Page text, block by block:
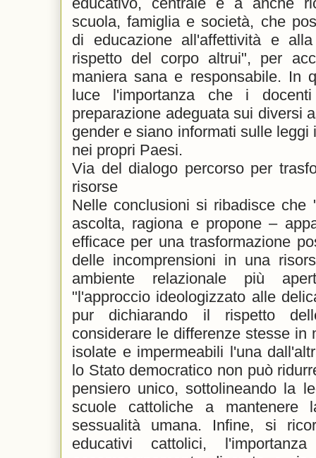
scuola, famiglia e società, che
di educazione all'affettività e
rispetto del corpo altrui", per
maniera sana e responsabile. In
luce l'importanza che i
preparazione adeguata sui diversi
gender e siano informati sulle
nei propri Paesi.
Via del dialogo percorso per
risorse
Nelle conclusioni si ribadisce
ascolta, ragiona e propone –
efficace per una trasformazione
delle incomprensioni in una
ambiente relazionale più
"l'approccio ideologizzato alle
pur dichiarando il rispetto
considerare le differenze stesse in
isolate e impermeabili l'una
lo Stato democratico non può
pensiero unico, sottolineando la
scuole cattoliche a mantenere
sessualità umana. Infine, si
educativi cattolici,